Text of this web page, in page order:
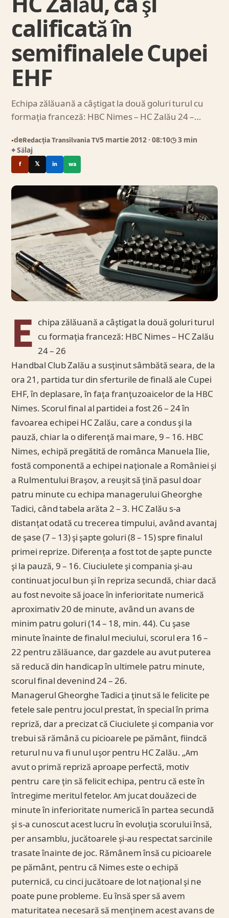
calificată în
semifinalele Cupei
EHF
Echipa zălăuană a câştigat la două goluri turul cu
formaţia franceză: HBC Nimes – HC Zalău 24 –…
●deRedacția Transilvania TV5 martie 2012 · 08:10◷ 3 min
⌖ Sălaj
f 𝕏 in wa
E chipa zălăuană a câştigat la două goluri turul
cu formaţia franceză: HBC Nimes – HC Zalău
24 – 26
Handbal Club Zalău a susţinut sâmbătă seara, de la
ora 21, partida tur din sferturile de finală ale Cupei
EHF, în deplasare, în faţa franţuzoaicelor de la HBC
Nimes. Scorul final al partidei a fost 26 – 24 în
favoarea echipei HC Zalău, care a condus şi la
pauză, chiar la o diferenţă mai mare, 9 – 16. HBC
Nimes, echipă pregătită de românca Manuela Ilie,
fostă componentă a echipei naţionale a României şi
a Rulmentului Braşov, a reuşit să ţină pasul doar
patru minute cu echipa managerului Gheorghe
Tadici, când tabela arăta 2 – 3. HC Zalău s-a
distanţat odată cu trecerea timpului, având avantaj
de şase (7 – 13) şi şapte goluri (8 – 15) spre finalul
primei reprize. Diferenţa a fost tot de şapte puncte
şi la pauză, 9 – 16. Ciuciulete şi compania şi-au
continuat jocul bun şi în repriza secundă, chiar dacă
au fost nevoite să joace în inferioritate numerică
aproximativ 20 de minute, având un avans de
minim patru goluri (14 – 18, min. 44). Cu şase
minute înainte de finalul meciului, scorul era 16 –
22 pentru zălăuance, dar gazdele au avut puterea
să reducă din handicap în ultimele patru minute,
scorul final devenind 24 – 26.
Managerul Gheorghe Tadici a ţinut să le felicite pe
fetele sale pentru jocul prestat, în special în prima
repriză, dar a precizat că Ciuciulete şi compania vor
trebui să rămână cu picioarele pe pământ, fiindcă
returul nu va fi unul uşor pentru HC Zalău. „Am
avut o primă repriză aproape perfectă, motiv
pentru care ţin să felicit echipa, pentru că este în
întregime meritul fetelor. Am jucat douăzeci de
minute în inferioritate numerică în partea secundă
şi s-a cunoscut acest lucru în evoluţia scorului însă,
per ansamblu, jucătoarele şi-au respectat sarcinile
trasate înainte de joc. Rămânem însă cu picioarele
pe pământ, pentru că Nimes este o echipă
puternică, cu cinci jucătoare de lot naţional şi ne
poate pune probleme. Eu însă sper să avem
maturitatea necesară să menţinem acest avans de